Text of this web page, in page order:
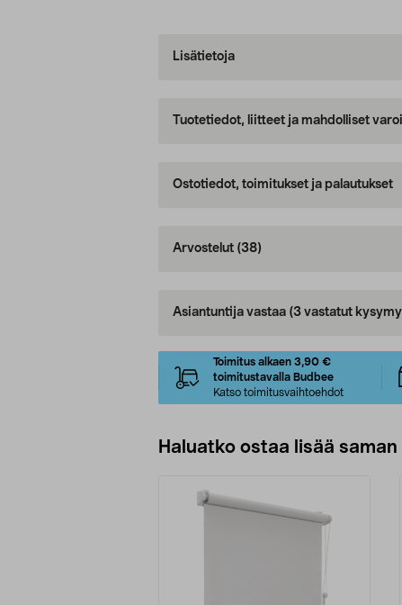
Lisätietoja
Tuotetiedot, liitteet ja mahdolliset
Ostotiedot, toimitukset ja palautukset
Arvostelut (38)
Asiantuntija vastaa (3 vastatut
Toimitus alkaen 3,90 €
toimitustavalla Budbee
Katso toimitusvaihtoehdot
Haluatko ostaa lisää